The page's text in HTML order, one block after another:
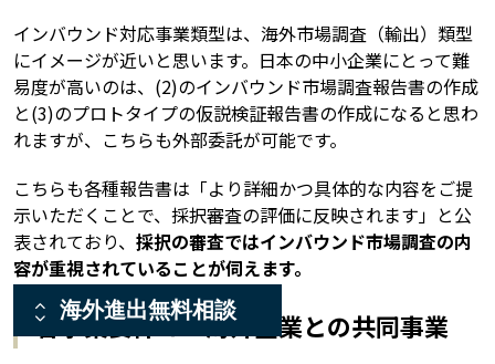
インバウンド対応事業類型は、海外市場調査（輸出）類型
にイメージが近いと思います。日本の中小企業にとって難
易度が高いのは、(2)のインバウンド市場調査報告書の作成
と(3)のプロトタイプの仮説検証報告書の作成になると思わ
れますが、こちらも外部委託が可能です。
こちらも各種報告書は「より詳細かつ具体的な内容をご提
示いただくことで、採択審査の評価に反映されます」と公
表されており、 採択の審査ではインバウンド市場調査の内
容が重視されていることが伺えます。
各事業要件４ 海外企業との共同事業
海外進出無料相談